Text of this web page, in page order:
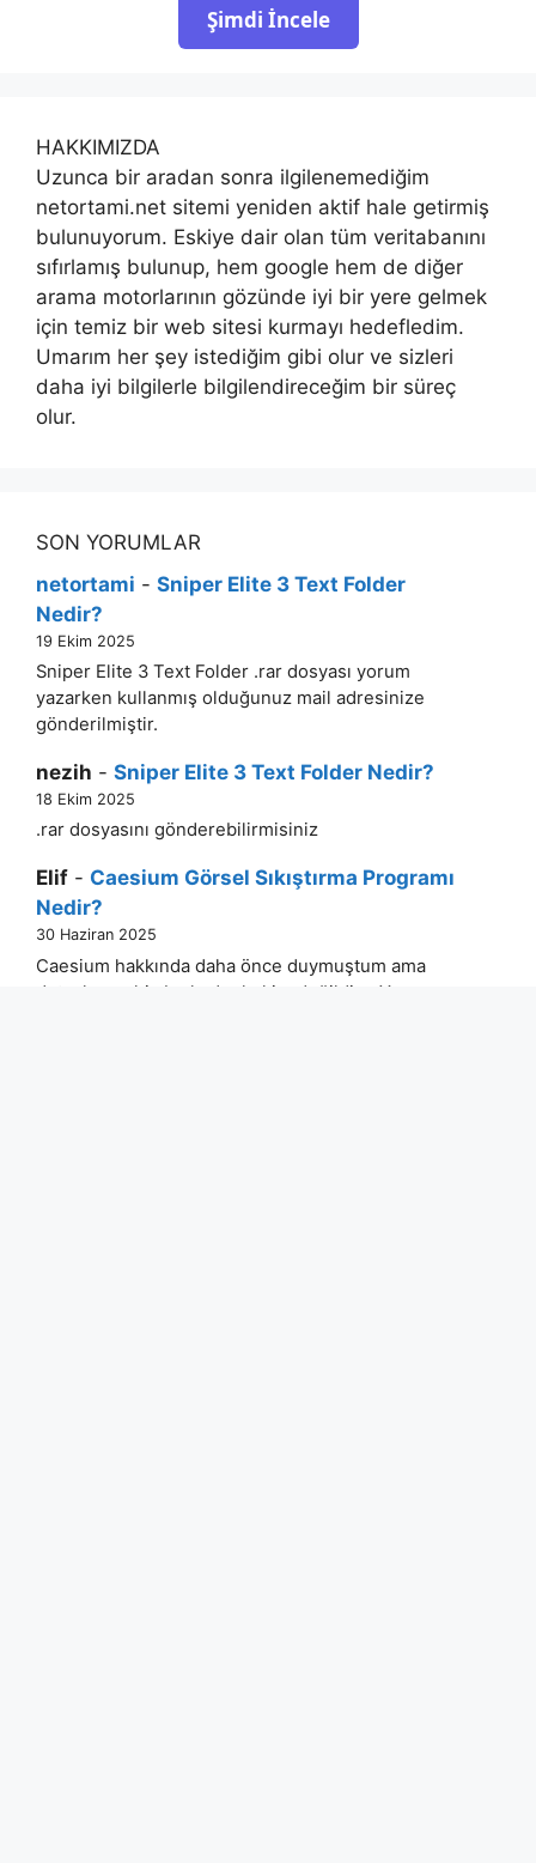
Şimdi İncele
HAKKIMIZDA
Uzunca bir aradan sonra ilgilenemediğim
netortami.net sitemi yeniden aktif hale getirmiş
bulunuyorum. Eskiye dair olan tüm veritabanını
sıfırlamış bulunup, hem google hem de diğer
arama motorlarının gözünde iyi bir yere gelmek
için temiz bir web sitesi kurmayı hedefledim.
Umarım her şey istediğim gibi olur ve sizleri
daha iyi bilgilerle bilgilendireceğim bir süreç
olur.
SON YORUMLAR
netortami - Sniper Elite 3 Text Folder
Nedir?
19 Ekim 2025
Sniper Elite 3 Text Folder .rar dosyası yorum
yazarken kullanmış olduğunuz mail adresinize
gönderilmiştir.
nezih - Sniper Elite 3 Text Folder Nedir?
18 Ekim 2025
.rar dosyasını gönderebilirmisiniz
Elif - Caesium Görsel Sıkıştırma Programı
Nedir?
30 Haziran 2025
Caesium hakkında daha önce duymuştum ama
detaylarına hiç bu kadar hakim değildim. Yazınız